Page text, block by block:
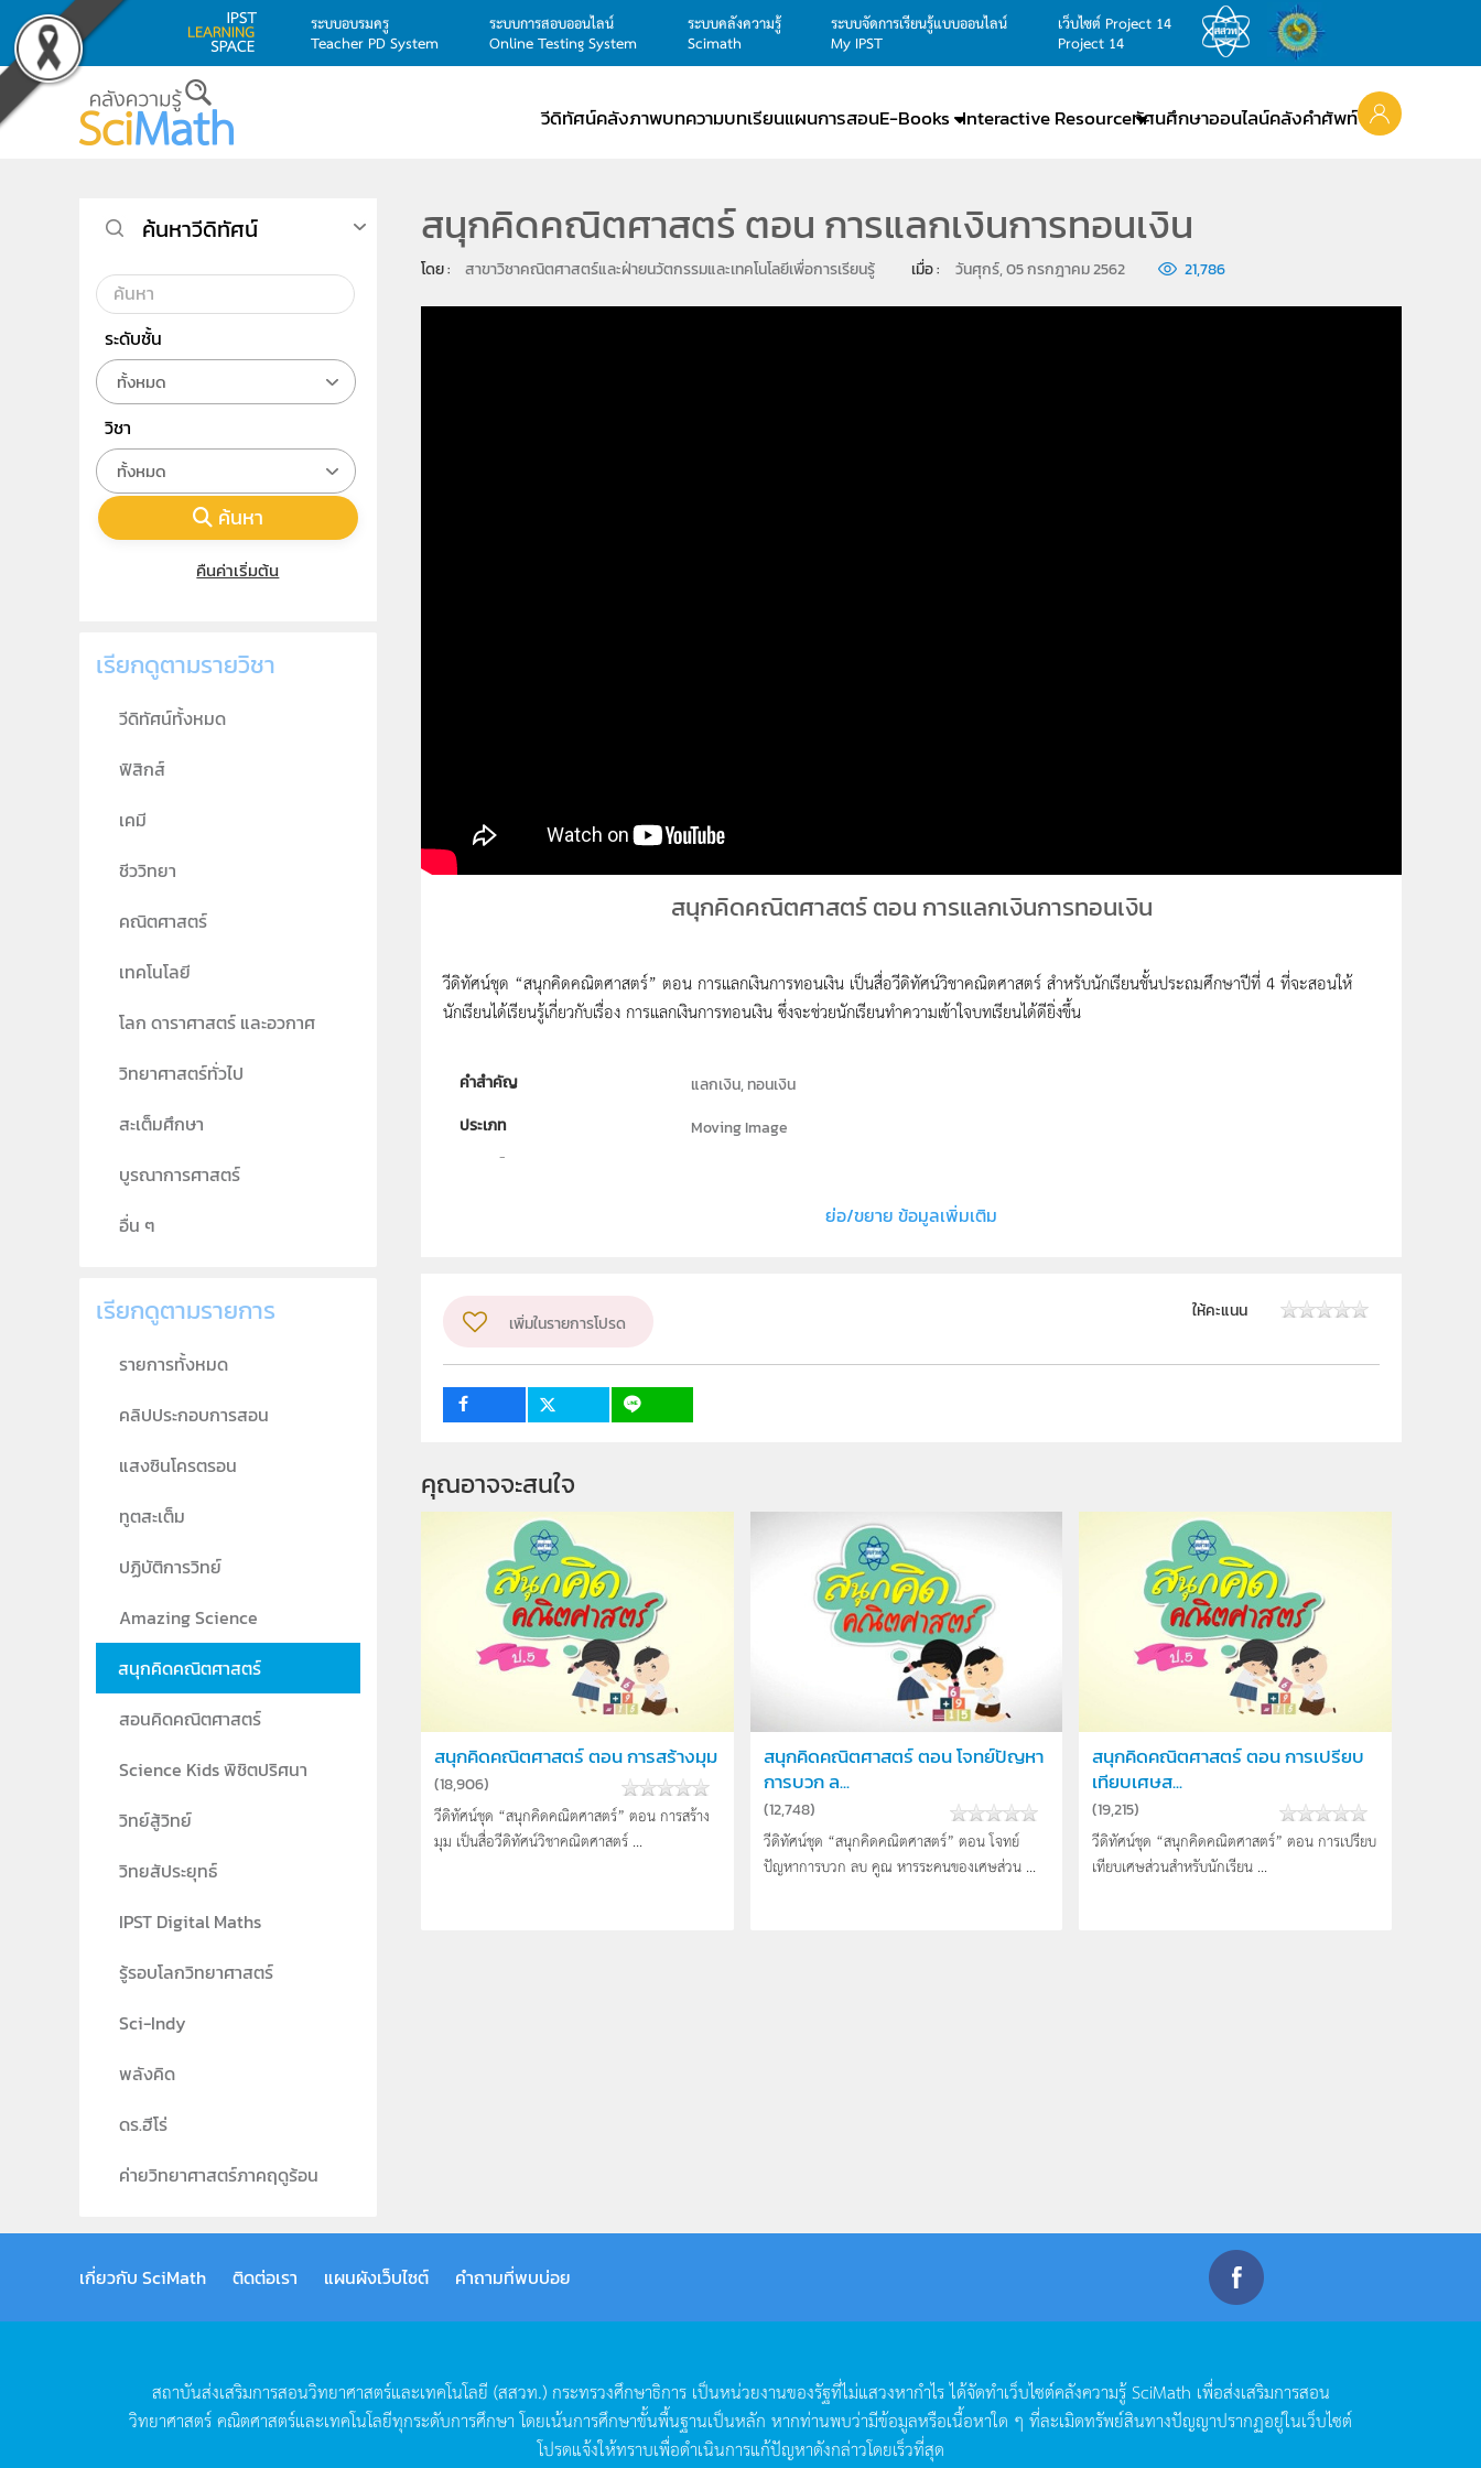
Skip to main content
ระบบอบรมครู
Teacher PD System
ระบบการสอบออนไลน์
Online Testing System
ระบบคลังความรู้
Scimath
ระบบจัดการเรียนรู้แบบออนไลน์
My IPST
เว็บไซต์ Project 14
Project 14
วีดิทัศน์คลังภาพบทความบทเรียนแผนการสอนE-Books Interactive Resourceทัศนศึกษาออนไลน์คลังคำศัพท์
สนุกคิดคณิตศาสตร์ ตอน การแลกเงินการทอนเงิน
โดย : สาขาวิชาคณิตศาสตร์และฝ่ายนวัตกรรมและเทคโนโลยีเพื่อการเรียนรู้ เมื่อ : วันศุกร์, 05 กรกฎาคม 2562 21,786
สนุกคิดคณิตศาสตร์ ตอน การแลกเงินการทอนเงิน
วีดิทัศน์ชุด “สนุกคิดคณิตศาสตร์” ตอน การแลกเงินการทอนเงิน เป็นสื่อวีดิทัศน์วิชาคณิตศาสตร์ สำหรับนักเรียนชั้นประถมศึกษาปีที่ 4 ที่จะสอนให้
นักเรียนได้เรียนรู้เกี่ยวกับเรื่อง การแลกเงินการทอนเงิน ซึ่งจะช่วยนักเรียนทำความเข้าใจบทเรียนได้ดียิ่งขึ้น
คำสำคัญ
แลกเงิน, ทอนเงิน
ประเภท
Moving Image
สาขาวิชาคณิตศาสตร์และฝ่ายนวัตกรรมและเทคโนโลยีเพื่อการเรียนรู้
กลุ่มเป้าหมาย
ย่อ/ขยาย ข้อมูลเพิ่มเติม
เพิ่มในรายการโปรด
ให้คะแนน
คุณอาจจะสนใจ
สนุกคิดคณิตศาสตร์ ตอน การสร้างมุม
(18,906)
วีดิทัศน์ชุด “สนุกคิดคณิตศาสตร์” ตอน การสร้าง
มุม เป็นสื่อวีดิทัศน์วิชาคณิตศาสตร์ ...
สนุกคิดคณิตศาสตร์ ตอน โจทย์ปัญหา
การบวก ล...
(12,748)
วีดิทัศน์ชุด “สนุกคิดคณิตศาสตร์” ตอน โจทย์
ปัญหาการบวก ลบ คูณ หารระคนของเศษส่วน ...
สนุกคิดคณิตศาสตร์ ตอน การเปรียบ
เทียบเศษส...
(19,215)
วีดิทัศน์ชุด “สนุกคิดคณิตศาสตร์” ตอน การเปรียบ
เทียบเศษส่วนสำหรับนักเรียน ...
ค้นหาวีดิทัศน์
ระดับชั้น
ทั้งหมด
วิชา
ทั้งหมด
ค้นหา
คืนค่าเริ่มต้น
เรียกดูตามรายวิชา
วีดิทัศน์ทั้งหมด
ฟิสิกส์
เคมี
ชีววิทยา
คณิตศาสตร์
เทคโนโลยี
โลก ดาราศาสตร์ และอวกาศ
วิทยาศาสตร์ทั่วไป
สะเต็มศึกษา
บูรณาการศาสตร์
อื่น ๆ
เรียกดูตามรายการ
รายการทั้งหมด
คลิปประกอบการสอน
แสงซินโครตรอน
ทูตสะเต็ม
ปฏิบัติการวิทย์
Amazing Science
สนุกคิดคณิตศาสตร์
สอนคิดคณิตศาสตร์
Science Kids พิชิตปริศนา
วิทย์สู้วิทย์
วิทยสัประยุทธ์
IPST Digital Maths
รู้รอบโลกวิทยาศาสตร์
Sci-Indy
พลังคิด
ดร.ฮีโร่
ค่ายวิทยาศาสตร์ภาคฤดูร้อน
เกี่ยวกับ SciMath ติดต่อเรา แผนผังเว็บไซต์ คำถามที่พบบ่อย
สถาบันส่งเสริมการสอนวิทยาศาสตร์และเทคโนโลยี (สสวท.) กระทรวงศึกษาธิการ เป็นหน่วยงานของรัฐที่ไม่แสวงหากำไรได้จัดทำเว็บไซต์คลังความรู้SciMath เพื่อส่งเสริมการสอน
วิทยาศาสตร์คณิตศาสตร์และเทคโนโลยีทุกระดับการศึกษา โดยเน้นการศึกษาขั้นพื้นฐานเป็นหลัก หากท่านพบว่ามีข้อมูลหรือเนื้อหาใด ๆ ที่ละเมิดทรัพย์สินทางปัญญาปรากฏอยู่ในเว็บไซต์
โปรดแจ้งให้ทราบเพื่อดำเนินการแก้ปัญหาดังกล่าวโดยเร็วที่สุด